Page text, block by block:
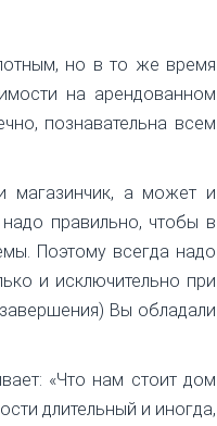
но в то же время
на арендованном
познавательна всем
магазинчик, а может и
правильно, чтобы в
Поэтому всегда надо
и исключительно при
Вы обладали
«Что нам стоит дом
длительный и иногда,